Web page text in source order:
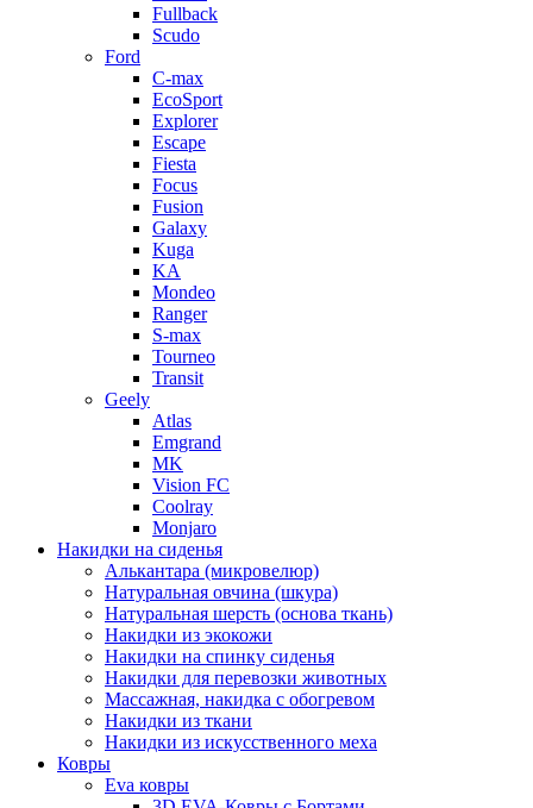
Fullback
Scudo
Ford
C-max
EcoSport
Explorer
Escape
Fiesta
Focus
Fusion
Galaxy
Kuga
KA
Mondeo
Ranger
S-max
Tourneo
Transit
Geely
Atlas
Emgrand
MK
Vision FC
Coolray
Monjaro
Накидки на сиденья
Алькантара (микровелюр)
Натуральная овчина (шкура)
Натуральная шерсть (основа ткань)
Накидки из экокожи
Накидки на спинку сиденья
Накидки для перевозки животных
Массажная, накидка с обогревом
Накидки из ткани
Накидки из искусственного меха
Ковры
Eva ковры